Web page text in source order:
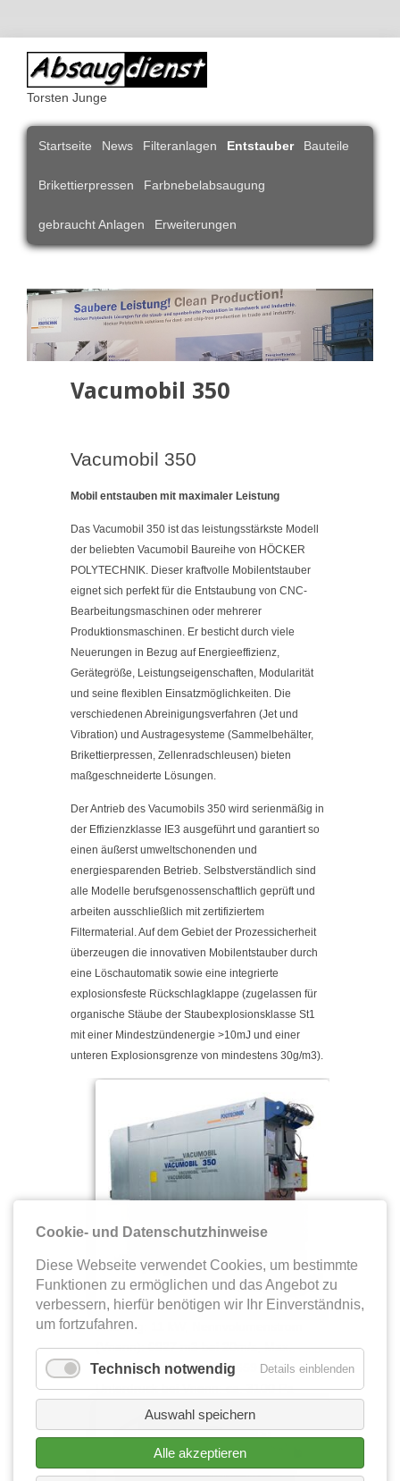
Torsten Junge
Navigation
überspringen
Startseite News Filteranlagen Entstauber Bauteile
Brikettierpressen Farbnebelabsaugung
gebraucht Anlagen Erweiterungen
Vacumobil 350
Vacumobil 350
Mobil entstauben mit maximaler Leistung
Das Vacumobil 350 ist das leistungsstärkste Modell
der beliebten Vacumobil Baureihe von HÖCKER
POLYTECHNIK. Dieser kraftvolle Mobilentstauber
eignet sich perfekt für die Entstaubung von CNC-
Bearbeitungsmaschinen oder mehrerer
Produktionsmaschinen. Er besticht durch viele
Neuerungen in Bezug auf Energieeffizienz,
Gerätegröße, Leistungseigenschaften, Modularität
und seine flexiblen Einsatzmöglichkeiten. Die
verschiedenen Abreinigungsverfahren (Jet und
Vibration) und Austragesysteme (Sammelbehälter,
Brikettierpressen, Zellenradschleusen) bieten
maßgeschneiderte Lösungen.
Der Antrieb des Vacumobils 350 wird serienmäßig in
der Effizienzklasse IE3 ausgeführt und garantiert so
einen äußerst umweltschonenden und
energiesparenden Betrieb. Selbstverständlich sind
alle Modelle berufsgenossenschaftlich geprüft und
arbeiten ausschließlich mit zertifiziertem
Filtermaterial. Auf dem Gebiet der Prozessicherheit
überzeugen die innovativen Mobilentstauber durch
eine Löschautomatik sowie eine integrierte
explosionsfeste Rückschlagklappe (zugelassen für
organische Stäube der Staubexplosionsklasse St1
mit einer Mindestzündenergie >10mJ und einer
unteren Explosionsgrenze von mindestens 30g/m3).
Leistung: 11 kW, Nennvolumenstrom
(Vnenn): 6927 m3 bei 20m/s, Max.
Volumenstrom (Vmax): 8659 m3/h,
Unterdruck bei Vnenn: ca. 3100 Pa
Cookie- und Datenschutzhinweise
Diese Webseite verwendet Cookies, um bestimmte
Funktionen zu ermöglichen und das Angebot zu
verbessern, hierfür benötigen wir Ihr Einverständnis,
um fortzufahren.
Technisch notwendig Details einblenden
Auswahl speichern
Alle akzeptieren